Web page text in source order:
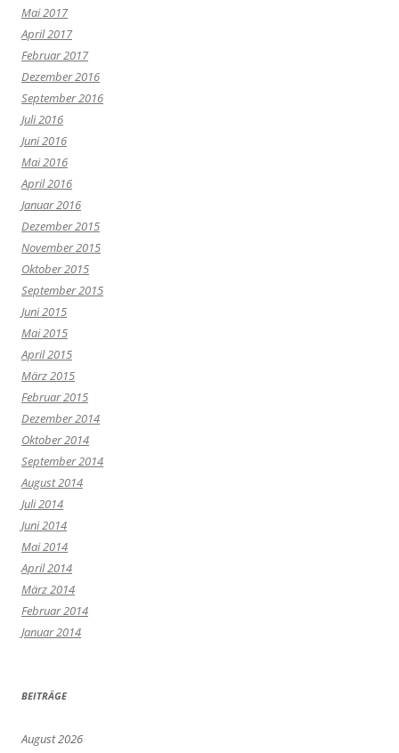
Mai 2017
April 2017
Februar 2017
Dezember 2016
September 2016
Juli 2016
Juni 2016
Mai 2016
April 2016
Januar 2016
Dezember 2015
November 2015
Oktober 2015
September 2015
Juni 2015
Mai 2015
April 2015
März 2015
Februar 2015
Dezember 2014
Oktober 2014
September 2014
August 2014
Juli 2014
Juni 2014
Mai 2014
April 2014
März 2014
Februar 2014
Januar 2014
BEITRÄGE
August 2026